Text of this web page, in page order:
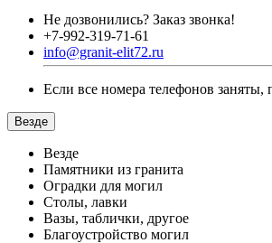
Не дозвонились? Заказ звонка!
+7-992-319-71-61
info@granit-elit72.ru
Если все номера телефонов
Везде
Везде
Памятники из гранита
Оградки для могил
Столы, лавки
Вазы, таблички, другое
Благоустройство могил